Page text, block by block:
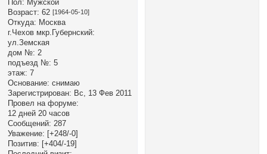
Пол: Мужской
Возраст: 62 [1964-05-10]
Откуда: Москва
г.Чехов мкр.Губернский:
ул.Земская
дом №: 2
подъезд №: 5
этаж: 7
Основание: снимаю
Зарегистрирован: Вс, 13 Фев 2011
Провел на форуме:
12 дней 20 часов
Сообщений: 287
Уважение: [+248/-0]
Позитив: [+404/-19]